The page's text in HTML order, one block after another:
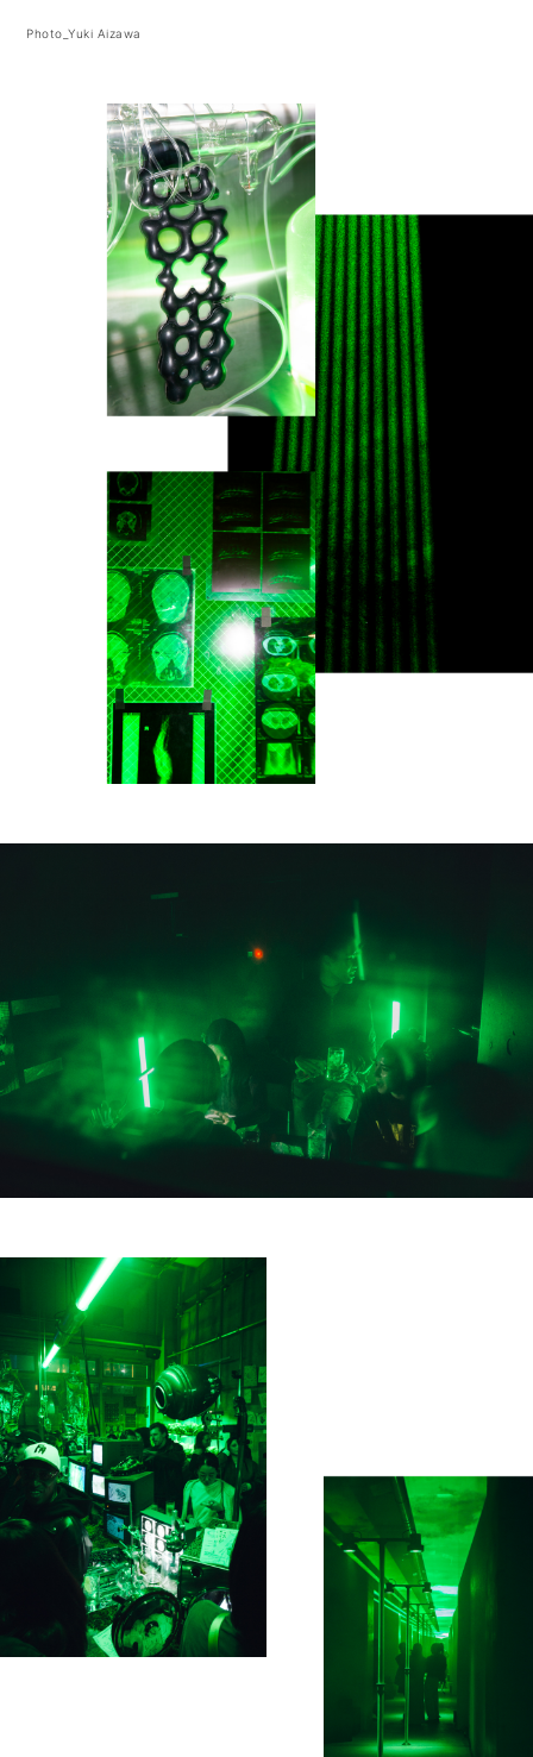
Photo_Yuki Aizawa